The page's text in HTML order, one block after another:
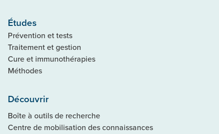
Études
Prévention et tests
Traitement et gestion
Cure et immunothérapies
Méthodes
Découvrir
Boîte à outils de recherche
Centre de mobilisation des connaissances